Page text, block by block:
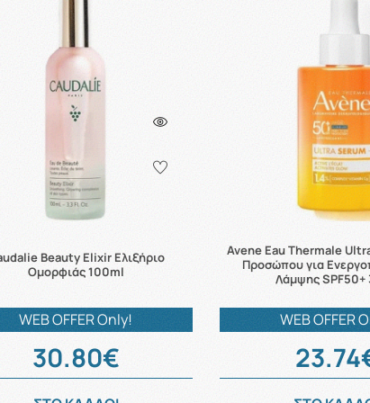
Beauty Elixir Ελιξήριο
Ομορφιάς 100ml
WEB OFFER Only!
30.80€
Avene Eau Thermale
Προσώπου για
Λάμψης SPF50+
WEB OFFER